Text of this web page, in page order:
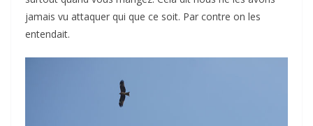
jamais vu attaquer qui que ce soit. Par contre on les
entendait.